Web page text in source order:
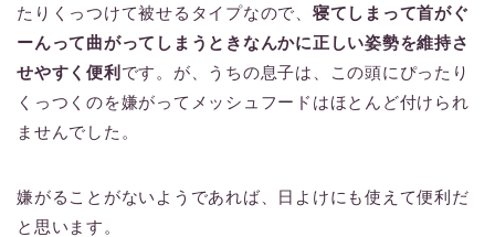
たりくっつけて被せるタイプなので、 寝てしまって首がぐ
ーんって曲がってしまうときなんかに正しい姿勢を維持さ
せやすく便利 です。が、うちの息子は、この頭にぴったり
くっつくのを嫌がってメッシュフードはほとんど付けられ
ませんでした。
嫌がることがないようであれば、日よけにも使えて便利だ
と思います。